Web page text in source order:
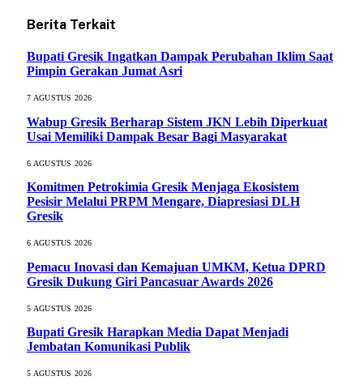
Berita Terkait
Bupati Gresik Ingatkan Dampak Perubahan Iklim Saat
Pimpin Gerakan Jumat Asri
7 AGUSTUS 2026
Wabup Gresik Berharap Sistem JKN Lebih Diperkuat
Usai Memiliki Dampak Besar Bagi Masyarakat
6 AGUSTUS 2026
Komitmen Petrokimia Gresik Menjaga Ekosistem
Pesisir Melalui PRPM Mengare, Diapresiasi DLH
Gresik
6 AGUSTUS 2026
Pemacu Inovasi dan Kemajuan UMKM, Ketua DPRD
Gresik Dukung Giri Pancasuar Awards 2026
5 AGUSTUS 2026
Bupati Gresik Harapkan Media Dapat Menjadi
Jembatan Komunikasi Publik
5 AGUSTUS 2026